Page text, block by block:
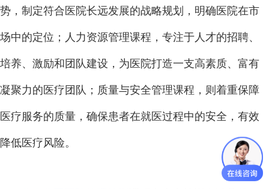
势，制定符合医院长远发展的战略规划，明确医院在市
场中的定位；人力资源管理课程，专注于人才的招聘、
培养、激励和团队建设，为医院打造一支高素质、富有
凝聚力的医疗团队；质量与安全管理课程，则着重保障
医疗服务的质量，确保患者在就医过程中的安全，有效
降低医疗风险。